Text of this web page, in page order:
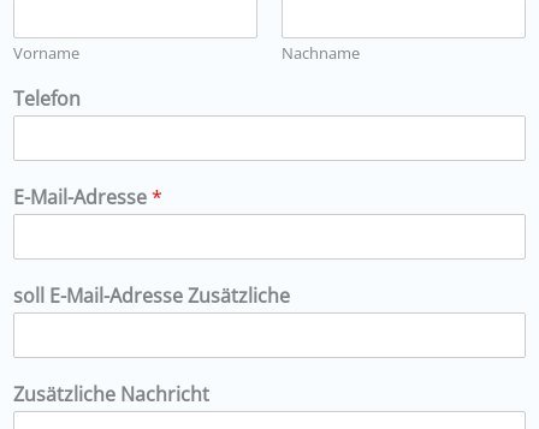
Vorname Nachname
Telefon
E-Mail-Adresse*
soll E-Mail-Adresse Zusätzliche
Zusätzliche Nachricht